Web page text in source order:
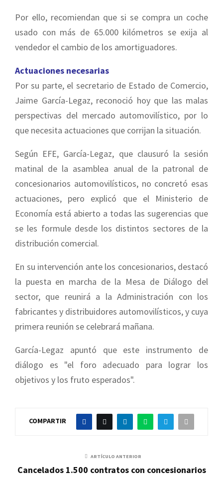
Por ello, recomiendan que si se compra un coche
usado con más de 65.000 kilómetros se exija al
vendedor el cambio de los amortiguadores.
Actuaciones necesarias
Por su parte, el secretario de Estado de Comercio,
Jaime García-Legaz, reconoció hoy que las malas
perspectivas del mercado automovilístico, por lo
que necesita actuaciones que corrijan la situación.
Según EFE, García-Legaz, que clausuró la sesión
matinal de la asamblea anual de la patronal de
concesionarios automovilísticos, no concretó esas
actuaciones, pero explicó que el Ministerio de
Economía está abierto a todas las sugerencias que
se les formule desde los distintos sectores de la
distribución comercial.
En su intervención ante los concesionarios, destacó
la puesta en marcha de la Mesa de Diálogo del
sector, que reunirá a la Administración con los
fabricantes y distribuidores automovilísticos, y cuya
primera reunión se celebrará mañana.
García-Legaz apuntó que este instrumento de
diálogo es "el foro adecuado para lograr los
objetivos y los fruto esperados".
COMPARTIR
ARTÍCULO ANTERIOR
Cancelados 1.500 contratos con concesionarios